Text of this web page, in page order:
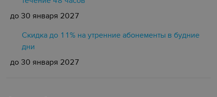
до 30 января 2027
Скидка до 11% на утренние абонементы в будние
дни
до 30 января 2027